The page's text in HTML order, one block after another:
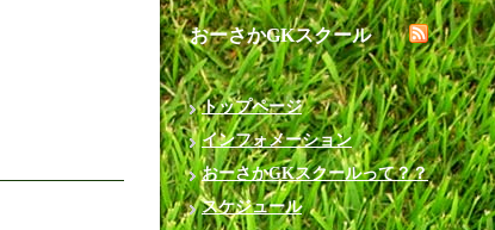
おーさかGKスクール
トップページ
インフォメーション
おーさかGKスクールって？？
スケジュール